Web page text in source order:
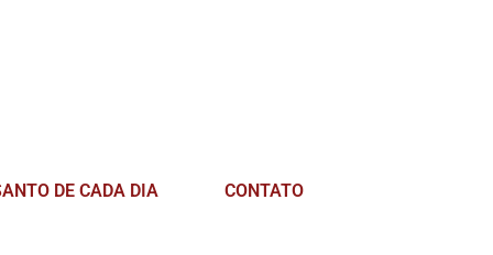
DE CADA DIA CONTATO